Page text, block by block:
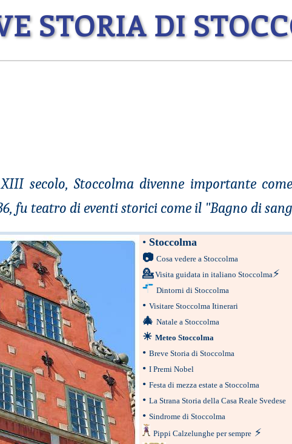
STORIA DI
secolo, Stoccolma divenne importante
fu teatro di eventi storici come il "Bagno di
• Stoccolma
📷 Cosa vedere a Stoccolma
💁Visita guidata in italiano Stoccolma⚡
Dintorni di Stoccolma
• Visitare Stoccolma Itinerari
🎄 Natale a Stoccolma
☀ Meteo Stoccolma
• Breve Storia di Stoccolma
• I Premi Nobel
• Festa di mezza estate a Stoccolma
• La Strana Storia della Casa Reale Svedese
• Sindrome di Stoccolma
Pippi Calzelunghe per sempre ⚡